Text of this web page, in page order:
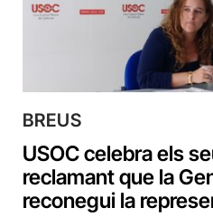
BREUS
USOC celebra els
reclamant que la
reconegui la